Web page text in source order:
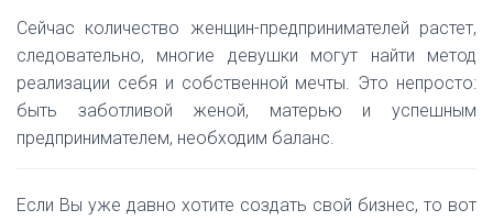
И
Г
Ц
И
Сейчас количество женщин-предпринимателей растет,
следовательно, многие девушки могут найти метод
реализации себя и собственной мечты. Это непросто:
быть заботливой женой, матерью и успешным
предпринимателем, необходим баланс.
Если Вы уже давно хотите создать свой бизнес, то вот